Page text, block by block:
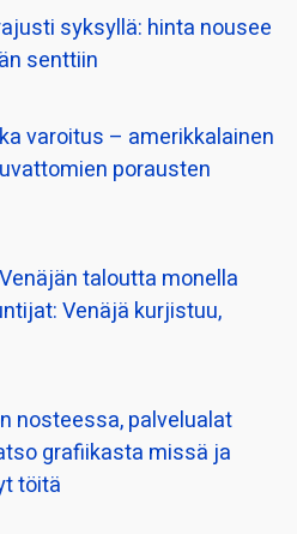
syksyllä: hinta nousee
senttiin
varoitus – amerikkalainen
porausten
taloutta monella
Venäjä kurjistuu,
nosteessa, palvelualat
grafiikasta missä ja
töitä